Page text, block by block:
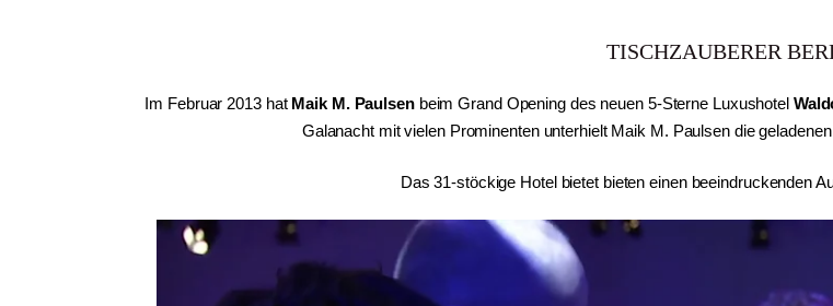
TISCHZAUBERER
Im Februar 2013 hat Maik M. Paulsenbeim Grand Opening des neuen 5-Sterne Luxushotel
Galanacht mit vielen Prominenten unterhielt Maik M. Paulsen die
Das 31-stöckige Hotel bietet bieten einen beeindruckenden